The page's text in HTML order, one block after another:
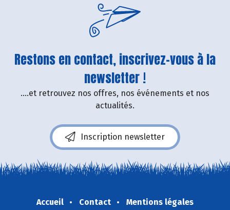
Restons en contact, inscrivez-vous à la
newsletter !
....et retrouvez nos offres, nos événements et nos
actualités.
Inscription newsletter
Accueil Contact
Mentions légales